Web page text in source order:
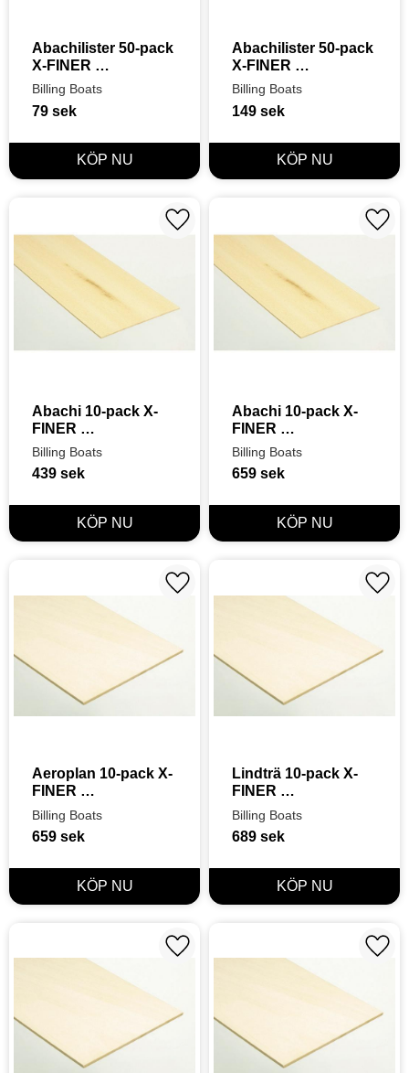
Abachilister 50-pack
X-FINER
0,7X2X550mm
Billing Boats
79 sek
Abachilister 50-pack
X-FINER
1,8X2X550mm
Billing Boats
149 sek
Abachi 10-pack X-
FINER
1,8X100X500mm
Billing Boats
439 sek
Lägg till i favoriter
Abachi 10-pack X-
FINER
1,8X100X880mm
Billing Boats
659 sek
Aeroplan 10-pack X-
FINER
1X100X450mm
Billing Boats
659 sek
Lägg till i favoriter
Lindträ 10-pack X-
FINER
4X100X450mm
Billing Boats
689 sek
Lägg till i favoriter